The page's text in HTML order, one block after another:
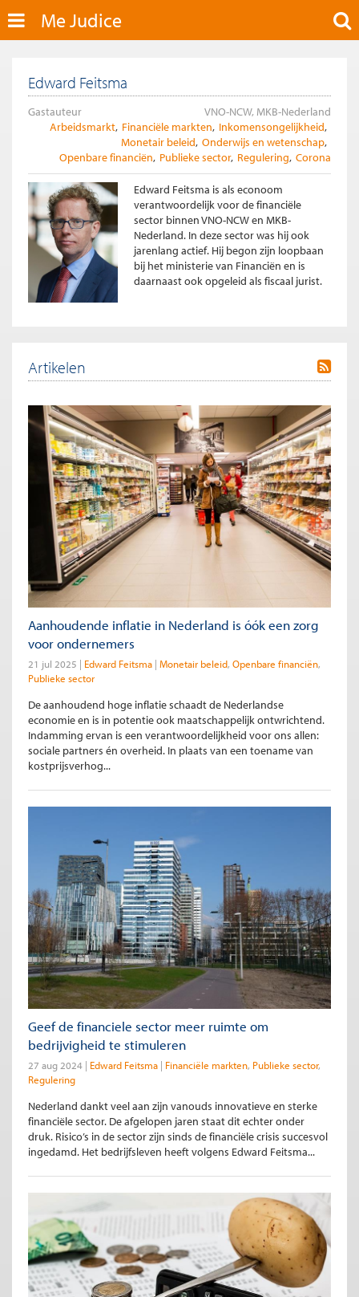
Me Judice
Edward Feitsma
Gastauteur
VNO-NCW, MKB-Nederland
Arbeidsmarkt Financiële markten Inkomensongelijkheid
Monetair beleid Onderwijs en wetenschap
Openbare financiën Publieke sector Regulering Corona
Edward Feitsma is als econoom
verantwoordelijk voor de financiële
sector binnen VNO-NCW en MKB-
Nederland. In deze sector was hij ook
jarenlang actief. Hij begon zijn loopbaan
bij het ministerie van Financiën en is
daarnaast ook opgeleid als fiscaal jurist.
Artikelen
Aanhoudende inflatie in Nederland is óók een zorg
voor ondernemers
21 jul 2025 Edward Feitsma Monetair beleid Openbare financiën
Publieke sector
De aanhoudend hoge inflatie schaadt de Nederlandse
economie en is in potentie ook maatschappelijk ontwrichtend.
Indamming ervan is een verantwoordelijkheid voor ons allen:
sociale partners én overheid. In plaats van een toename van
kostprijsverhog...
Geef de financiele sector meer ruimte om
bedrijvigheid te stimuleren
27 aug 2024 Edward Feitsma Financiële markten Publieke sector
Regulering
Nederland dankt veel aan zijn vanouds innovatieve en sterke
financiële sector. De afgelopen jaren staat dit echter onder
druk. Risico’s in de sector zijn sinds de financiële crisis succesvol
ingedamd. Het bedrijfsleven heeft volgens Edward Feitsma...